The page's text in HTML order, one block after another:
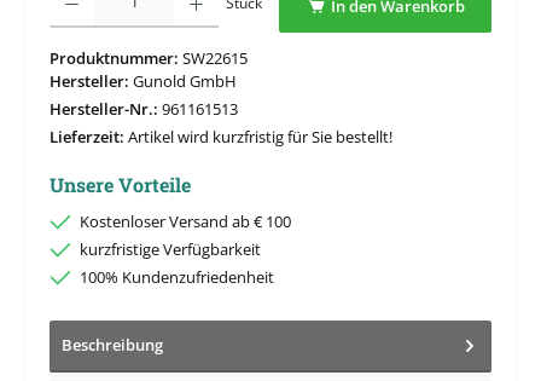
In den Warenkorb
Produktnummer: SW22615
Hersteller: Gunold GmbH
Hersteller-Nr.: 961161513
Lieferzeit: Artikel wird kurzfristig für Sie bestellt!
Unsere Vorteile
Kostenloser Versand ab € 100
kurzfristige Verfügbarkeit
100% Kundenzufriedenheit
Beschreibung